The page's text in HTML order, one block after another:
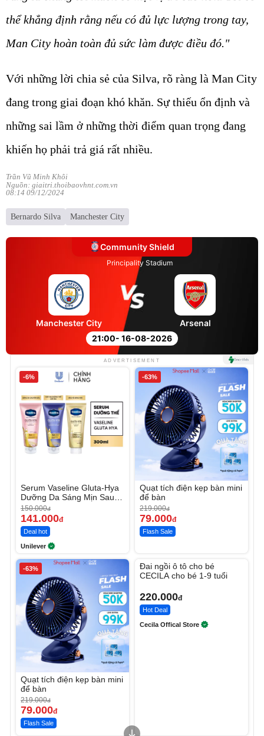
thể khẳng định rằng nếu có đủ lực lượng trong tay,
Man City hoàn toàn đủ sức làm được điều đó."
Với những lời chia sẻ của Silva, rõ ràng là Man City
đang trong giai đoạn khó khăn. Sự thiếu ổn định và
những sai lầm ở những thời điểm quan trọng đang
khiến họ phải trả giá rất nhiều.
Trần Vũ Minh Khôi
Nguồn: giaitri.thoibaovhnt.com.vn
08:14 09/12/2024
Bernardo Silva Manchester City
Community Shield
Principality Stadium
21:00- 16-08-2026
Manchester City Arsenal
ADVERTISEMENT
-6%
Serum Vaseline Gluta-Hya
Dưỡng Da Sáng Mịn Sau 7
Ngày
150.000đ
141.000đ
Deal hot
Unilever
-63%
Quạt tích điện kẹp bàn mini
để bàn
219.000đ
79.000đ
Flash Sale
-63%
Quạt tích điện kẹp bàn mini
để bàn
219.000đ
79.000đ
Flash Sale
Đai ngồi ô tô cho bé
CECILA cho bé 1-9 tuổi
220.000đ
Hot Deal
Cecila Offical Store